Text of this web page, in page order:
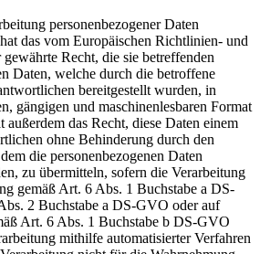
personenbezogener Daten
das vom Europäischen Richtlinien- und
Recht, die sie betreffenden
Daten, welche durch die betroffene
bereitgestellt wurden, in
gängigen und maschinenlesbaren Format
außerdem das Recht, diese Daten einem
ohne Behinderung durch den
die personenbezogenen Daten
zu übermitteln, sofern die Verarbeitung
gemäß Art. 6 Abs. 1 Buchstabe a DS-
2 Buchstabe a DS-GVO oder auf
Art. 6 Abs. 1 Buchstabe b DS-GVO
mithilfe automatisierter Verfahren